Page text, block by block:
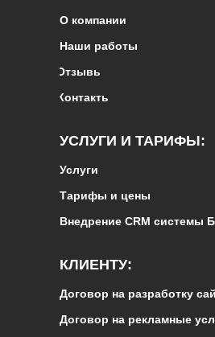
Контакты
О компании
Наши работы
Тарифы и цены
Внедрение CRM системы
УСЛУГИ И ТАРИФЫ:
Услуги
Договор на разработку
Договор на рекламные
КЛИЕНТУ:
Отзывы